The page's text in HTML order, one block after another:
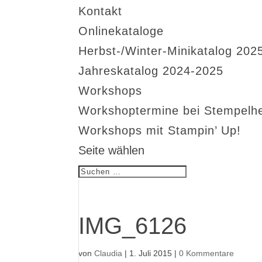
Kontakt
Onlinekataloge
Herbst-/Winter-Minikatalog
Jahreskatalog 2024-2025
Workshops
Workshoptermine bei
Workshops mit Stampin’ Up!
Seite wählen
IMG_6126
vonClaudia | 1. Juli 2015 |0 Kommentare